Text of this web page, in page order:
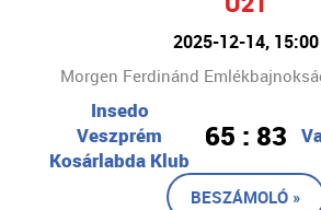
2025-12-14, 15:00
Morgen Ferdinánd
Insedo
Veszprém
Kosárlabda Klub
65 : 83
BESZÁMOLÓ »